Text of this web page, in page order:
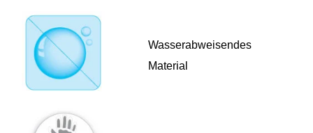
Wasserabweisendes
Material